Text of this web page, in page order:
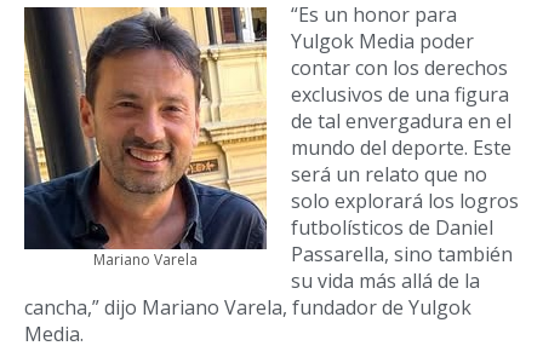
Mariano Varela
“Es un honor para
Yulgok Media poder
contar con los derechos
exclusivos de una figura
de tal envergadura en el
mundo del deporte. Este
será un relato que no
solo explorará los logros
futbolísticos de Daniel
Passarella, sino también
su vida más allá de la
cancha,” dijo Mariano Varela, fundador de Yulgok
Media.